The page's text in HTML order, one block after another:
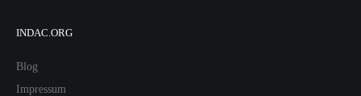
INDAC.ORG
Blog
Impressum